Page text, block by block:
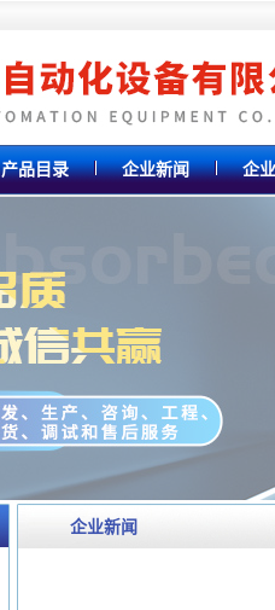
产品目录 企业新闻 企
企业新闻